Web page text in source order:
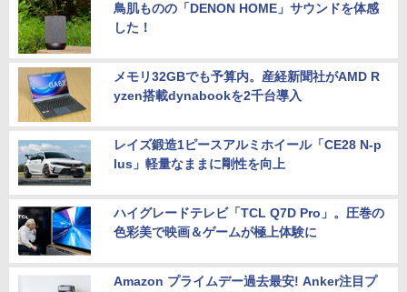
鳥肌ものの「DENON HOME」サウンドを体感
した！
メモリ32GBでも予算内。産経新聞社がAMD R
yzen搭載dynabookを2千台導入
レイズ鍛造1ピースアルミホイール「CE28 N-p
lus」軽量なままに剛性を向上
ハイグレードテレビ「TCL Q7D Pro」。圧巻の
色彩美で映画＆ゲームが極上体験に
Amazon プライムデー過去最安! Anker注目プ